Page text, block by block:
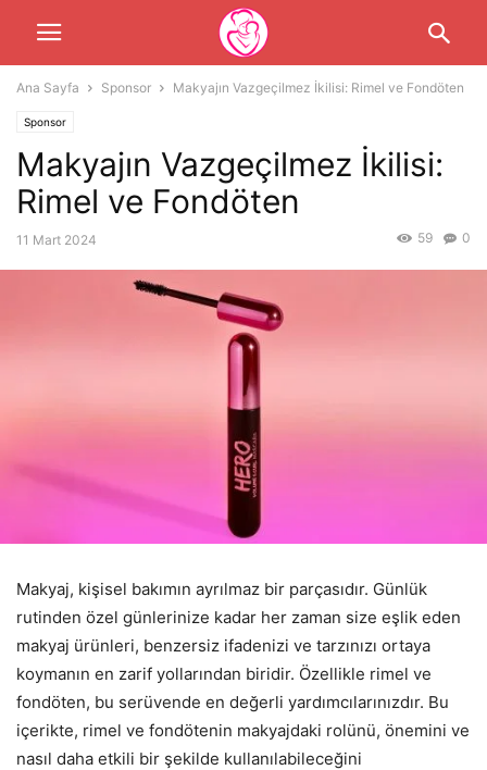
Ana Sayfa Sponsor Makyajın Vazgeçilmez İkilisi: Rimel ve Fondöten
Sponsor
Makyajın Vazgeçilmez İkilisi:
Rimel ve Fondöten
11 Mart 2024 0
59
Makyaj, kişisel bakımın ayrılmaz bir parçasıdır. Günlük
rutinden özel günlerinize kadar her zaman size eşlik eden
makyaj ürünleri, benzersiz ifadenizi ve tarzınızı ortaya
koymanın en zarif yollarından biridir. Özellikle rimel ve
fondöten, bu serüvende en değerli yardımcılarınızdır. Bu
içerikte, rimel ve fondötenin makyajdaki rolünü, önemini ve
nasıl daha etkili bir şekilde kullanılabileceğini